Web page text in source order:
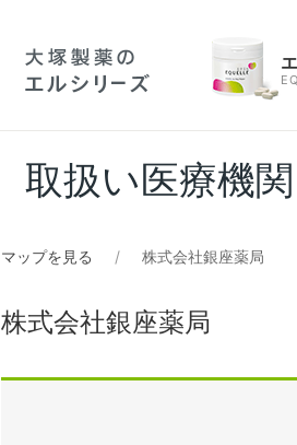
取扱い医療機
マップを見る 株式会社銀座薬局
株式会社銀座薬局